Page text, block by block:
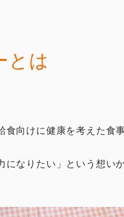
とは
向けに健康を考えた食
なりたい」という想い